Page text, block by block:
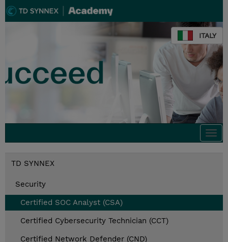
ITALY
TD SYNNEX
Security
Certified SOC Analyst (CSA)
Certified Cybersecurity Technician (CCT)
Certified Network Defender (CND)